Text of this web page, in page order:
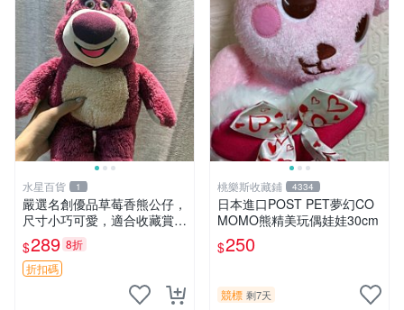
水星百貨 1
嚴選名創優品草莓香熊公仔，
尺寸小巧可愛，適合收藏賞玩
30cm 玩具 公仔 草莓熊
$289 8折
折扣碼
桃樂斯收藏鋪 4334
日本進口POST PET夢幻CO
MOMO熊精美玩偶娃娃30cm
$250
競標 剩7天